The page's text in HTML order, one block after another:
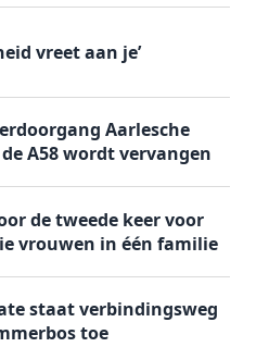
vreet aan je’
Aarlesche
A58 wordt vervangen
de tweede keer voor
vrouwen in één familie
staat verbindingsweg
toe